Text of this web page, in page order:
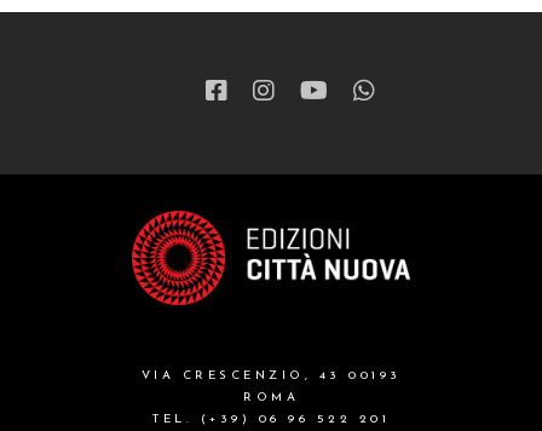
VIA CRESCENZIO, 43 00193
ROMA
TEL. (+39) 06 96 522 201